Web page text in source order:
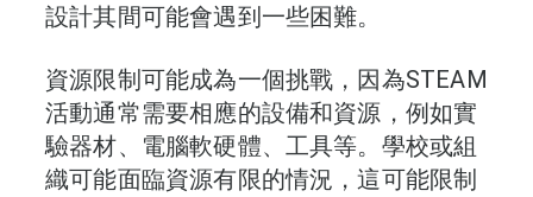
設計其間可能會遇到一些困難。
資源限制可能成為一個挑戰，因為STEAM
活動通常需要相應的設備和資源，例如實
驗器材、電腦軟硬體、工具等。學校或組
織可能面臨資源有限的情況，這可能限制